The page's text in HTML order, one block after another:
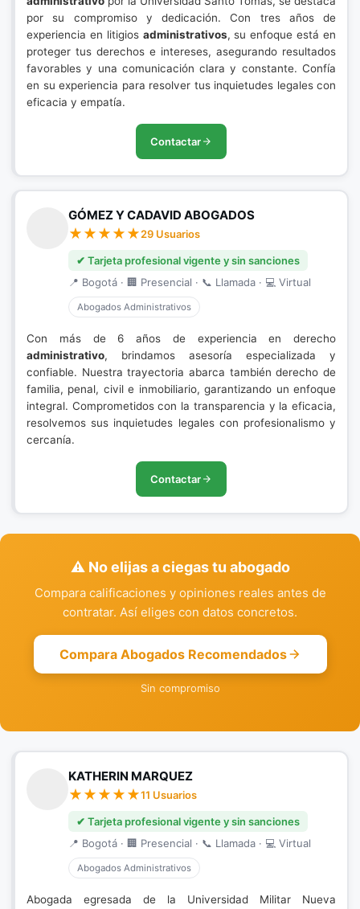
por su compromiso y dedicación. Con tres años de
experiencia en litigios administrativos, su enfoque está en
proteger tus derechos e intereses, asegurando resultados
favorables y una comunicación clara y constante. Confía
en su experiencia para resolver tus inquietudes legales con
eficacia y empatía.
Contactar
GÓMEZ Y CADAVID ABOGADOS
29 Usuarios
✔ Tarjeta profesional vigente y sin sanciones
📍 Bogotá · 🏢 Presencial · 📞 Llamada · 💻 Virtual
Abogados Administrativos
Con más de 6 años de experiencia en derecho
administrativo, brindamos asesoría especializada y
confiable. Nuestra trayectoria abarca también derecho de
familia, penal, civil e inmobiliario, garantizando un enfoque
integral. Comprometidos con la transparencia y la eficacia,
resolvemos sus inquietudes legales con profesionalismo y
cercanía.
Contactar
⚠️ No elijas a ciegas tu abogado
Compara calificaciones y opiniones reales antes de
contratar. Así eliges con datos concretos.
Compara Abogados Recomendados
Sin compromiso
KATHERIN MARQUEZ
11 Usuarios
✔ Tarjeta profesional vigente y sin sanciones
📍 Bogotá · 🏢 Presencial · 📞 Llamada · 💻 Virtual
Abogados Administrativos
Abogada egresada de la Universidad Militar Nueva